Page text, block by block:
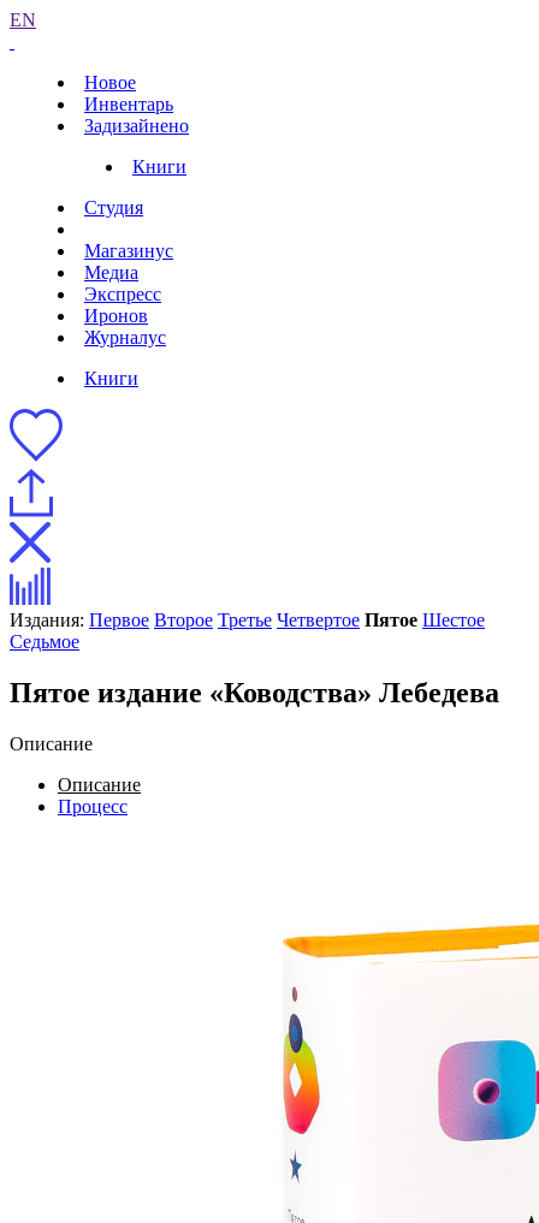
EN
Новое
Инвентарь
Задизайнено
Книги
Студия
Магазинус
Медиа
Экспресс
Иронов
Журналус
Книги
Издания: Первое Второе Третье Четвертое Пятое Шестое
Седьмое
Пятое издание «Ководства» Лебедева
Описание
Описание
Процесс